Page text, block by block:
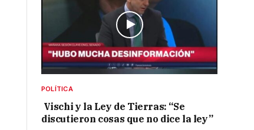
POLÍTICA
Vischi y la Ley de Tierras: “Se
discutieron cosas que no dice la ley”